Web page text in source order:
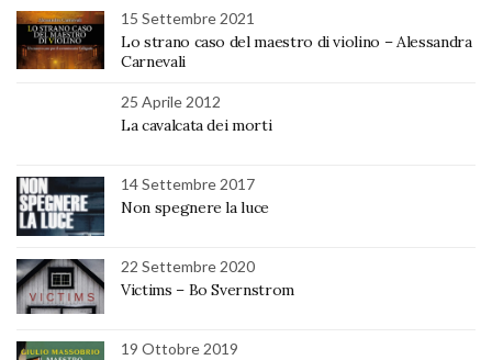
15 Settembre 2021
Lo strano caso del maestro di violino – Alessandra
Carnevali
25 Aprile 2012
La cavalcata dei morti
14 Settembre 2017
Non spegnere la luce
22 Settembre 2020
Victims – Bo Svernstrom
19 Ottobre 2019